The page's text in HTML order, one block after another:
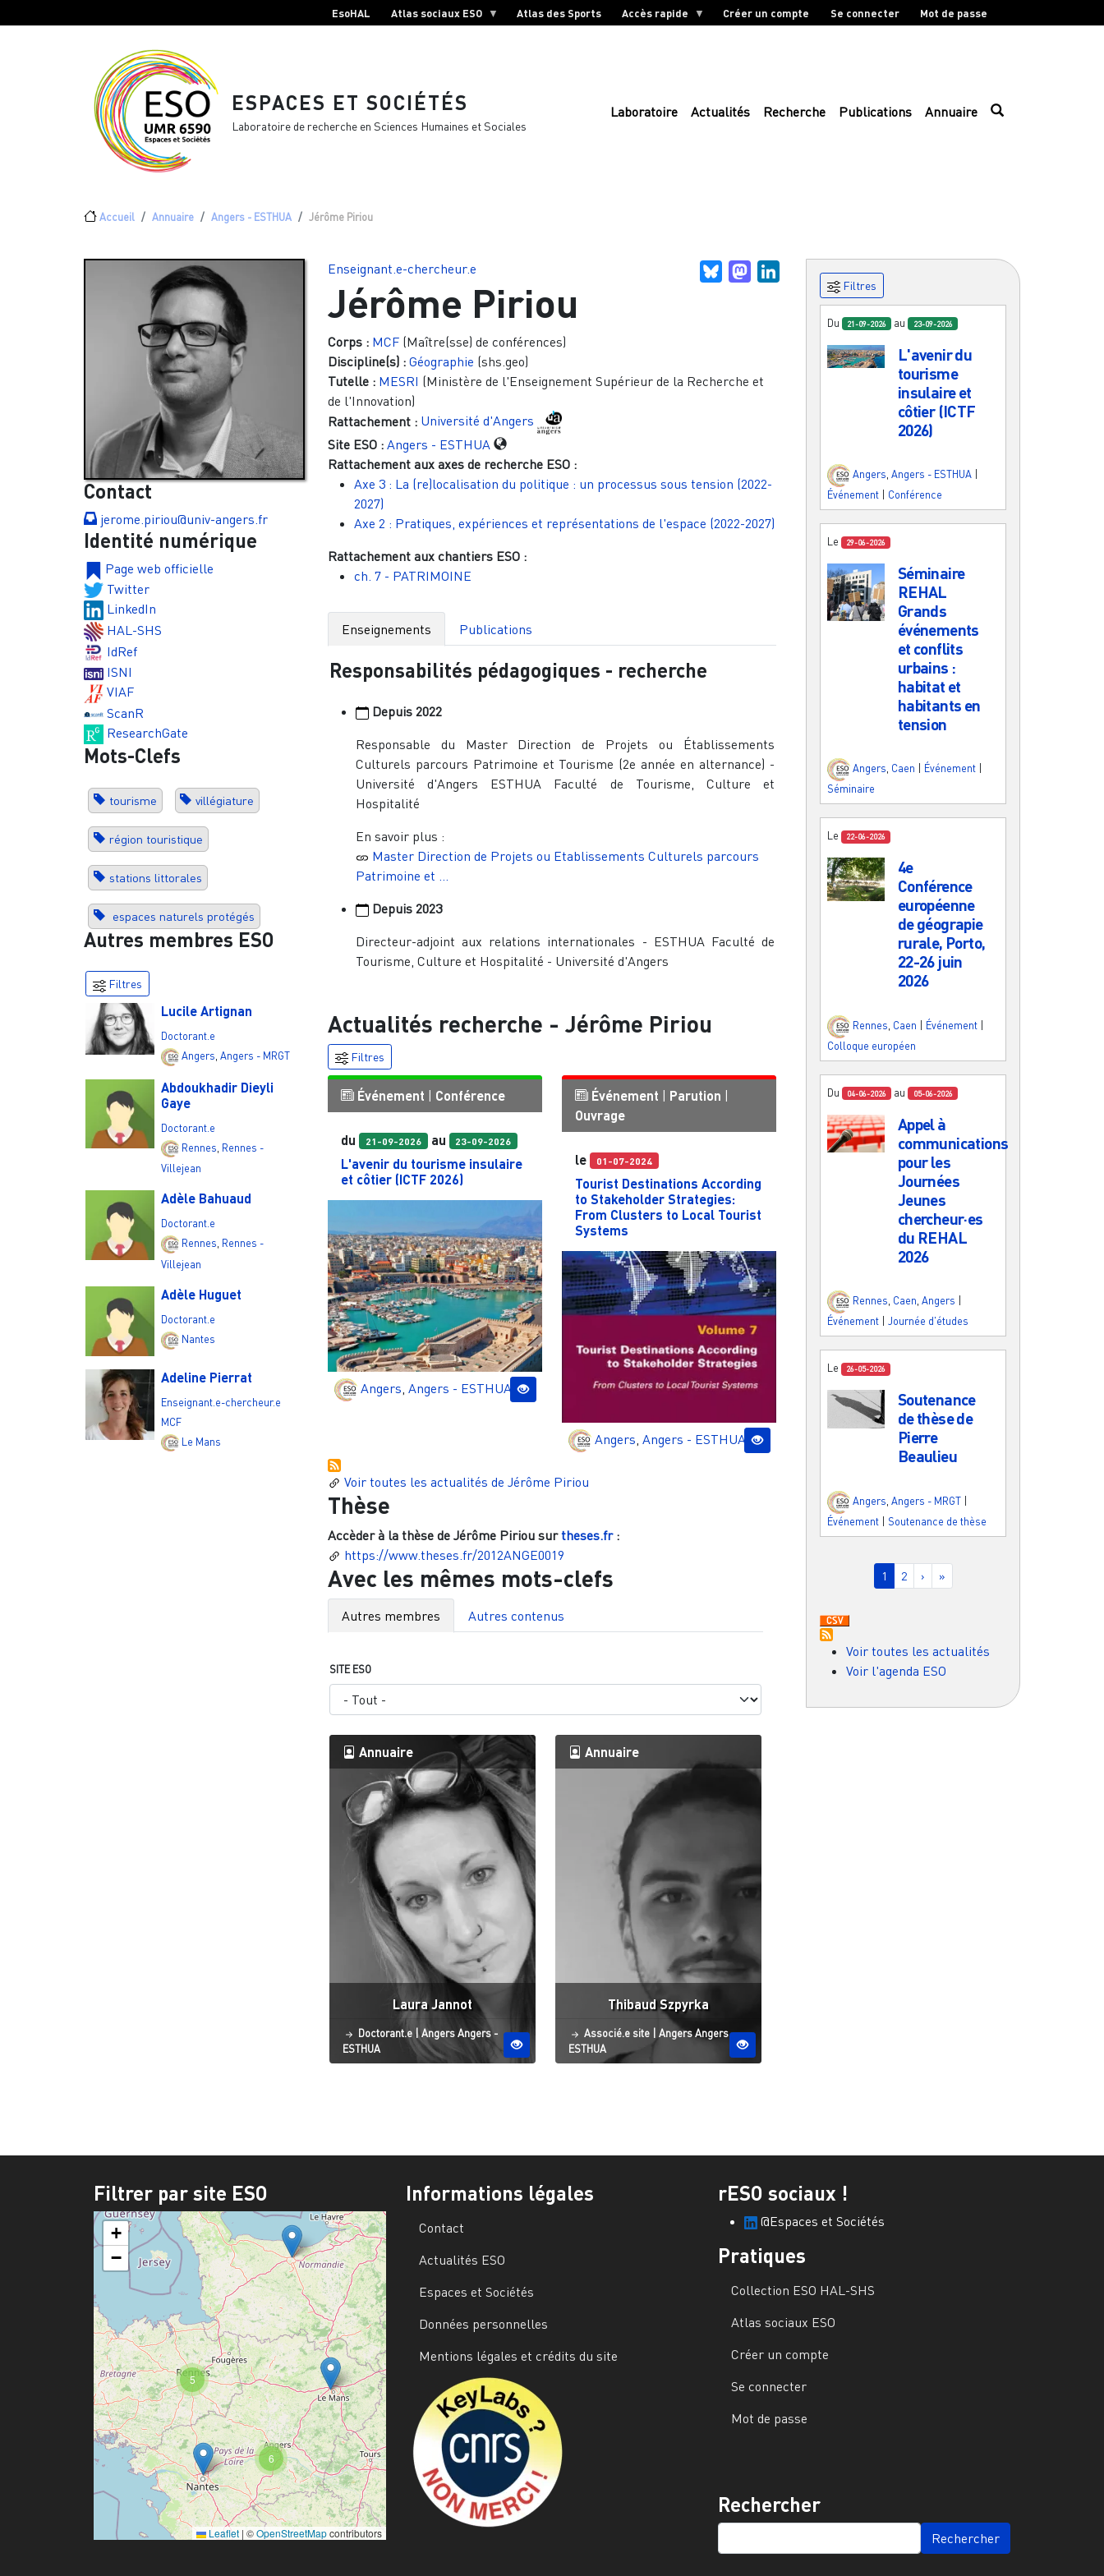
EsoHAL Atlas sociaux ESO Atlas des Sports Accès rapide Créer un compte Se connecter Mot de passe
ESPACES ET SOCIÉTÉS
Laboratoire de recherche en Sciences Humaines et Sociales
Laboratoire Actualités Recherche Publications Annuaire
Fil d'Ariane
Accueil Annuaire Angers - ESTHUA Jérôme Piriou
Contact
jerome.piriou@univ-angers.fr
Identité numérique
Page web officielle
Twitter
LinkedIn
HAL-SHS
IdRef
ISNI
VIAF
ScanR
ResearchGate
Mots-Clefs
tourisme villégiature
région touristique
stations littorales
espaces naturels protégés
Autres membres ESO
Filtres
Lucile Artignan
Doctorant.e
Angers ,Angers - MRGT
Abdoukhadir Dieyli
Gaye
Doctorant.e
Rennes Rennes -
Villejean
Adèle Bahuaud
Doctorant.e
Rennes, Rennes -
Villejean
Adèle Huguet
Doctorant.e
Nantes
Adeline Pierrat
Enseignant.e-chercheur.e
MCF
Le Mans
BlueskyMastodonLinkedIn
Enseignant.e-chercheur.e
Jérôme Piriou
Corps : MCF(Maître(sse) de conférences)
Discipline(s) : Géographie (shs.geo)
Tutelle : MESRI (Ministère de l'Enseignement Supérieur de la Recherche et
de l'Innovation)
Rattachement : Université d'Angers
Site ESO : Angers - ESTHUA
Rattachement aux axes de recherche ESO :
Axe 3 : La (re)localisation du politique : un processus sous tension (2022-
2027)
Axe 2 : Pratiques, expériences et représentations de l'espace (2022-2027)
Rattachement aux chantiers ESO :
ch. 7 - PATRIMOINE
Enseignements Publications
Responsabilités pédagogiques - recherche
Depuis 2022
Responsable du Master Direction de Projets ou Établissements
Culturels parcours Patrimoine et Tourisme (2e année en alternance) -
Université d'Angers ESTHUA Faculté de Tourisme, Culture et
Hospitalité
En savoir plus :
Master Direction de Projets ou Etablissements Culturels parcours
Patrimoine et …
Depuis 2023
Directeur-adjoint aux relations internationales - ESTHUA Faculté de
Tourisme, Culture et Hospitalité - Université d'Angers
Actualités recherche - Jérôme Piriou
Filtres
Événement | Conférence
du 21-09-2026 au 23-09-2026
L'avenir du tourisme insulaire
et côtier (ICTF 2026)
Angers Angers - ESTHUA
Événement | Parution |
Ouvrage
le 01-07-2024
Tourist Destinations According
to Stakeholder Strategies:
From Clusters to Local Tourist
Systems
Angers Angers - ESTHUA
Voir toutes les actualités de Jérôme Piriou
Thèse
Accèder à la thèse de Jérôme Piriousurtheses.fr:
https://www.theses.fr/2012ANGE0019
Avec les mêmes mots-clefs
Autres membres Autres contenus
SITE ESO
Annuaire
Laura Jannot
Statut
Doctorant.e | Site ESO
Angers Angers -
ESTHUA
Annuaire
Thibaud Szpyrka
Statut
Associé.e site Site ESO
AngersAngers -
ESTHUA
Filtres
Du 21-09-2026 au 23-09-2026
L'avenir du
tourisme
insulaire et
côtier (ICTF
2026)
Angers Angers - ESTHUA
Événement
Conférence
Le 29-06-2026
Séminaire
REHAL
Grands
événements
et conflits
urbains :
habitat et
habitants en
tension
Angers, Caen Événement
Séminaire
Le 22-06-2026
4e
Conférence
européenne
de géograpie
rurale, Porto,
22-26 juin
2026
Rennes Caen Événement
Colloque européen
Du 04-06-2026 au 05-06-2026
Appel à
communications
pour les
Journées
Jeunes
chercheur·es
du REHAL
2026
Rennes, Caen, Angers
Événement
Journée d'études
Le 26-05-2026
Soutenance
de thèse de
Pierre
Beaulieu
Angers Angers - MRGT
Événement | Soutenance de thèse
Pagination
Page courante
1 Page
2 Page suivante
› Dernière page
»
Voir toutes les actualités
Voir l'agenda ESO
Filtrer par site ESO
6
5
+
−
Leaflet | ©OpenStreetMapcontributors
Informations légales
Contact
Actualités ESO
Espaces et Sociétés
Données personnelles
Mentions légales et crédits du site
rESO sociaux !
@Espaces et Sociétés
Pratiques
Collection ESO HAL-SHS
Atlas sociaux ESO
Créer un compte
Se connecter
Mot de passe
Rechercher
SEARCH